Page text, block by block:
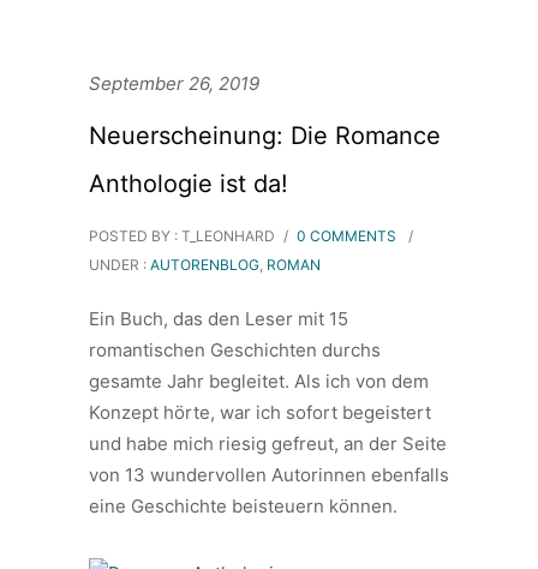
September 26, 2019
Neuerscheinung: Die Romance
Anthologie ist da!
POSTED BY : T_LEONHARD / 0 COMMENTS
/
UNDER : AUTORENBLOG, ROMAN
Ein Buch, das den Leser mit 15
romantischen Geschichten durchs
gesamte Jahr begleitet. Als ich von dem
Konzept hörte, war ich sofort begeistert
und habe mich riesig gefreut, an der Seite
von 13 wundervollen Autorinnen ebenfalls
eine Geschichte beisteuern können.